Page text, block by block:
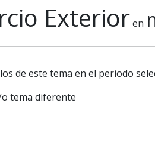
Exterioren
de este tema en el periodo
tema diferente